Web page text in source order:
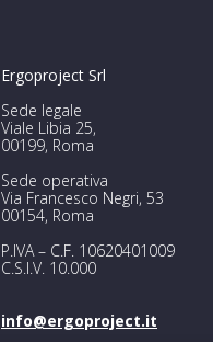
Ergoproject Srl
Sede legale
Viale Libia 25,
00199, Roma
Sede operativa
Via Francesco Negri, 53
00154, Roma
P.IVA – C.F. 10620401009
C.S.I.V. 10.000
info@ergoproject.it